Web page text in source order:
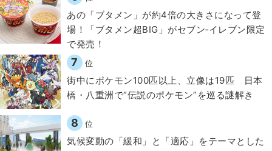
あの「ブタメン」が約4倍の大きさになって登
場！「ブタメン超BIG」がセブン‐イレブン限定
で発売！
7 位
街中にポケモン100匹以上、立像は19匹 日本
橋・八重洲で“伝説のポケモン”を巡る謎解き
8 位
気候変動の「緩和」と「適応」をテーマとした